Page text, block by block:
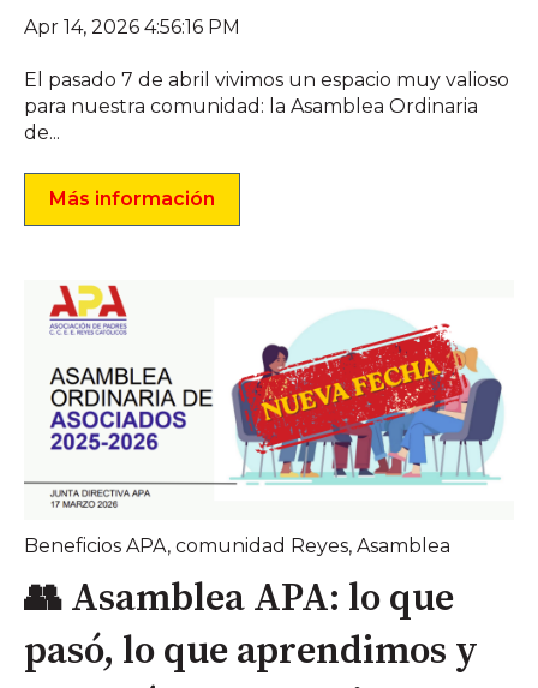
Apr 14, 2026 4:56:16 PM
El pasado 7 de abril vivimos un espacio muy valioso
para nuestra comunidad: la Asamblea Ordinaria
de...
Más información
Beneficios APA, comunidad Reyes, Asamblea
👥 Asamblea APA: lo que
pasó, lo que aprendimos y